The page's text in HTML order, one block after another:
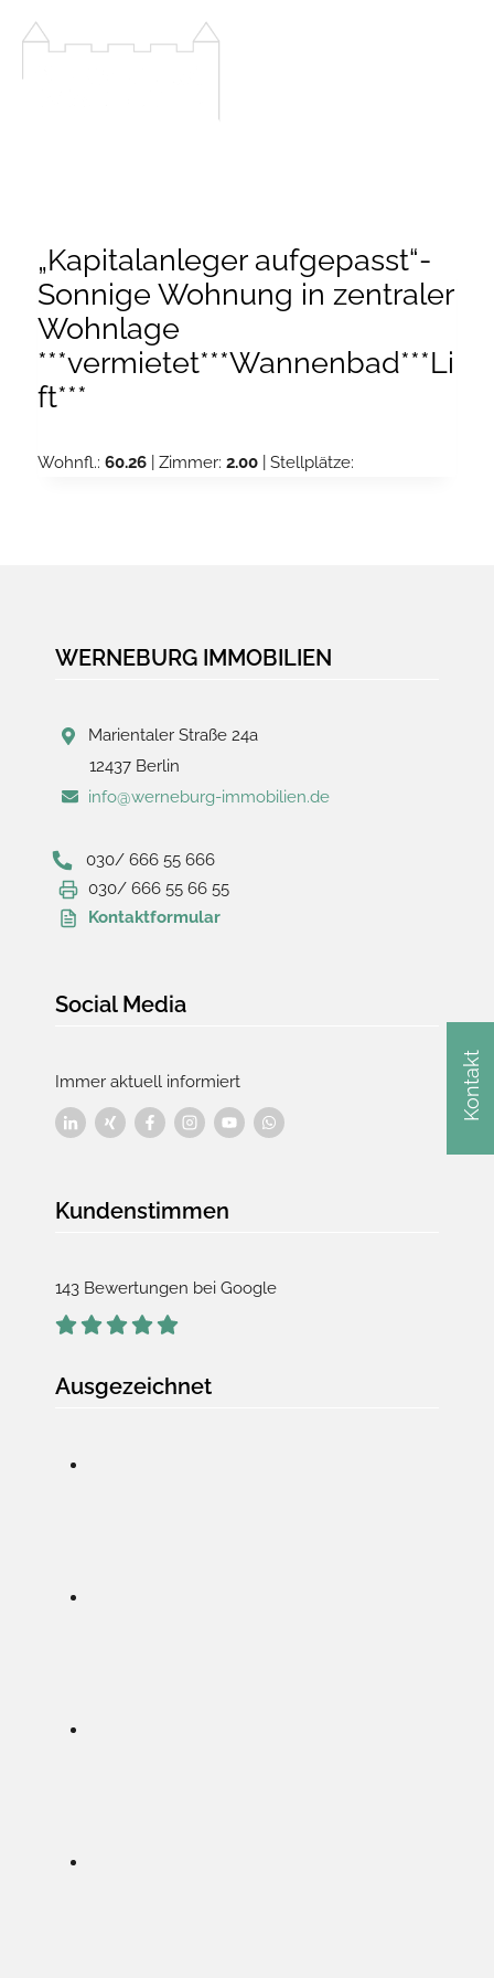
Inhalt
Kontakt
„Kapitalanleger aufgepasst“-
Sonnige Wohnung in zentraler
Wohnlage
***vermietet***Wannenbad***Li
ft***
Wohnfl.: 60.26 | Zimmer: 2.00 | Stellplätze:
WERNEBURG IMMOBILIEN
Marientaler Straße 24a
12437 Berlin
info@werneburg-immobilien.de
030/ 666 55 666
030/ 666 55 66 55
Kontaktformular
Social Media
Immer aktuell informiert
Kundenstimmen
143 Bewertungen bei Google
Ausgezeichnet